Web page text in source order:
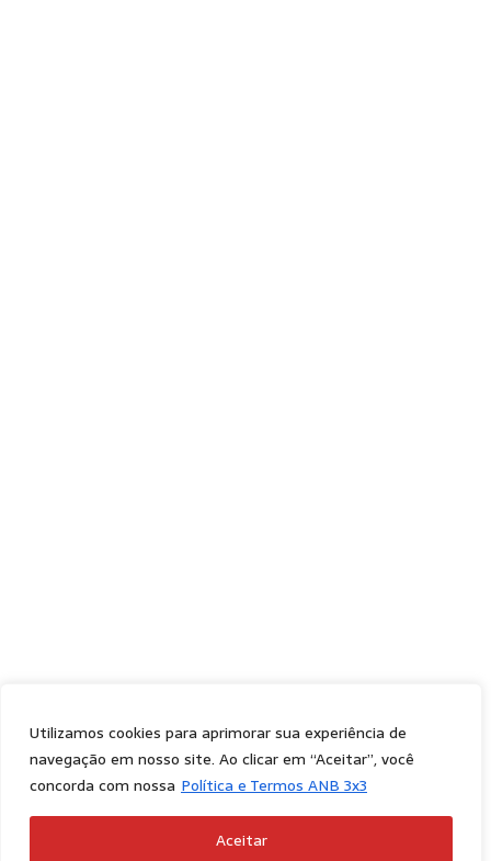
Utilizamos cookies para aprimorar sua experiência de
navegação em nosso site. Ao clicar em “Aceitar”, você
concorda com nossa Política e Termos ANB 3x3
Aceitar